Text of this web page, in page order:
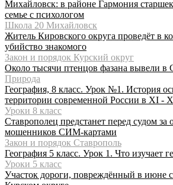
Михайловск: в районе Гармония
семье с психологом
Школа 20 Михайловск
Житель Кировского округа проведёт в
убийство знакомого
Закон и порядок Курский округ
Около тысячи птенцов фазана вывели в
Природа
География, 8 класс. Урок №1. История
территории современной России в XI -
Уроки 8 класс
Ставрополец предстанет перед судом за
мошенников СИМ-картами
Закон и порядок Ставрополь
География 5 класс. Урок 1. Что изучает
Уроки 5 класс
Участок дороги, повреждённый в июне